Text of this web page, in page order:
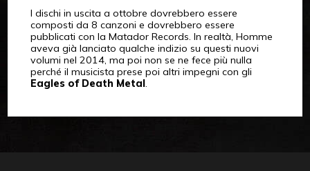
I dischi in uscita a ottobre dovrebbero essere
composti da 8 canzoni e dovrebbero essere
pubblicati con la Matador Records. In realtà, Homme
aveva già lanciato qualche indizio su questi nuovi
volumi nel 2014, ma poi non se ne fece più nulla
perché il musicista prese poi altri impegni con gli
Eagles of Death Metal .